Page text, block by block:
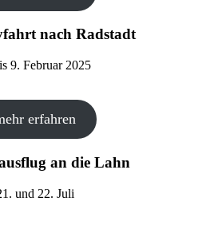
nach Radstadt
9. Februar 2025
erfahren
an die Lahn
und 22. Juli